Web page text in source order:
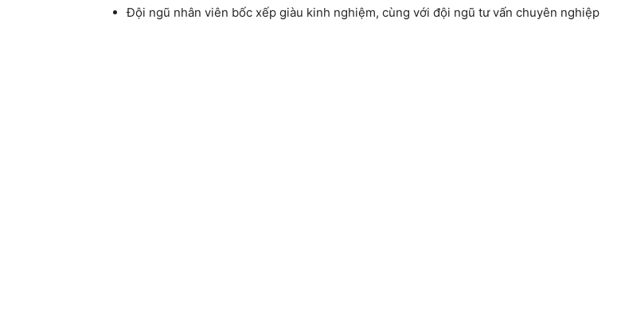
Đội ngũ nhân viên bốc xếp giàu kinh nghiệm, cùng với đội ngũ tư vấn chuyên nghiệp